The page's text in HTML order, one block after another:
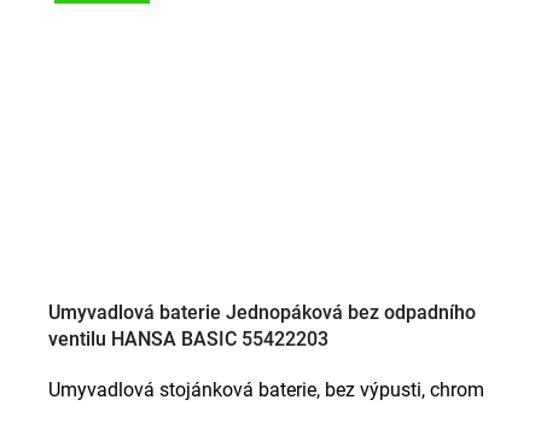
Umyvadlová baterie Jednopáková bez odpadního
ventilu HANSA BASIC 55422203
Umyvadlová stojánková baterie, bez výpusti, chrom